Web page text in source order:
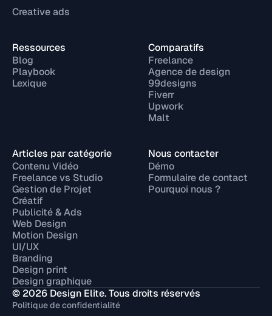
Creative ads
Ressources
Blog
Playbook
Lexique
Comparatifs
Freelance
Agence de design
99designs
Fiverr
Upwork
Malt
Articles par catégorie
Contenu Vidéo
Freelance vs Studio
Gestion de Projet
Créatif
Publicité & Ads
Web Design
Motion Design
UI/UX
Branding
Design print
Design graphique
Nous contacter
Démo
Formulaire de contact
Pourquoi nous ?
© 2026 Design Elite. Tous droits réservés
Politique de confidentialité